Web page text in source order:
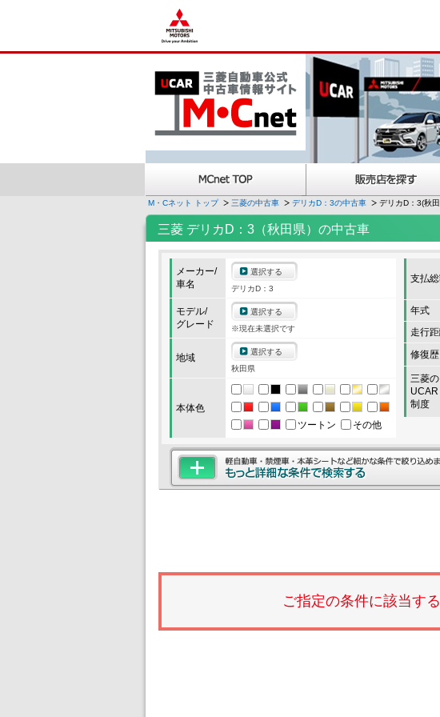
M・Cネット トップ 三菱の中古車 デリカD：3の中古車 デリカD：3(秋
三菱 デリカD：3（秋田県）の中古車
メーカー/
車名
選択する
デリカD：3
モデル/
グレード
選択する
※現在未選択です
地域
選択する
秋田県
本体色
ツートン
その他
支払
年式
走行
修復歴
三菱の
UCAR
制度
ご指定の条件に該当す